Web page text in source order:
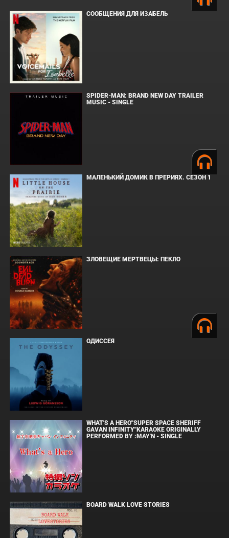
СООБЩЕНИЯ ДЛЯ ИЗАБЕЛЬ
SPIDER-MAN: BRAND NEW DAY TRAILER
MUSIC - SINGLE
МАЛЕНЬКИЙ ДОМИК В ПРЕРИЯХ. СЕЗОН 1
ЗЛОВЕЩИЕ МЕРТВЕЦЫ: ПЕКЛО
ОДИССЕЯ
WHAT'S A HERO"SUPER SPACE SHERIFF
GAVAN INFINITY"KARAOKE ORIGINALLY
PERFORMED BY :MAY'N - SINGLE
BOARD WALK LOVE STORIES